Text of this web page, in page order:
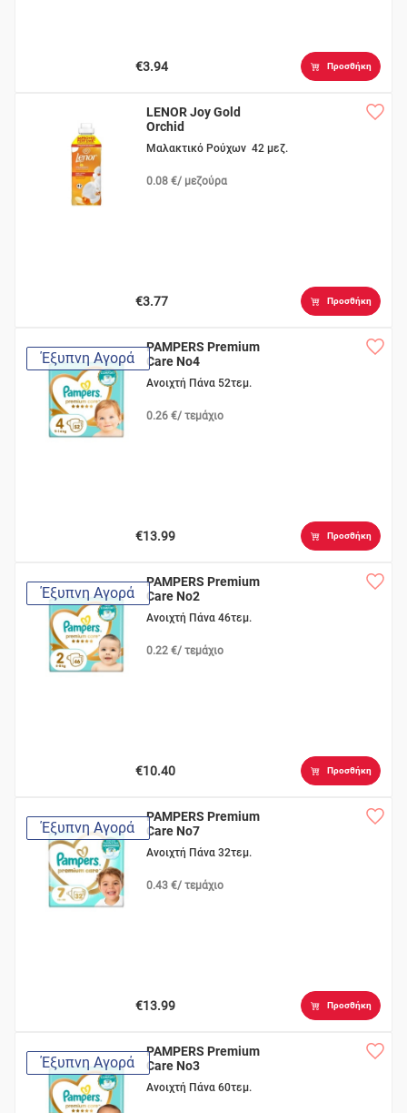
€3.94 Προσθήκη
LENOR Joy Gold
Orchid
Μαλακτικό Ρούχων 42 μεζ.
0.08 €/ μεζούρα
€3.77 Προσθήκη
Έξυπνη Αγορά
PAMPERS Premium
Care No4
Ανοιχτή Πάνα 52τεμ.
0.26 €/ τεμάχιο
€13.99 Προσθήκη
Έξυπνη Αγορά
PAMPERS Premium
Care No2
Ανοιχτή Πάνα 46τεμ.
0.22 €/ τεμάχιο
€10.40 Προσθήκη
Έξυπνη Αγορά
PAMPERS Premium
Care No7
Ανοιχτή Πάνα 32τεμ.
0.43 €/ τεμάχιο
€13.99 Προσθήκη
Έξυπνη Αγορά
PAMPERS Premium
Care No3
Ανοιχτή Πάνα 60τεμ.